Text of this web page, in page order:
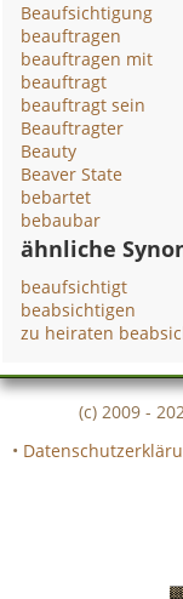
Beaufsichtigung
beauftragen
beauftragen mit
beauftragt
beauftragt sein
Beauftragter
Beauty
Beaver State
bebartet
bebaubar
ähnliche
beaufsichtigt
beabsichtigen
zu heiraten
(c) 2009 -
•